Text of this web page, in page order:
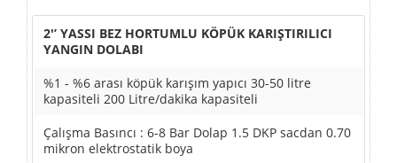
2'’ YASSI BEZ HORTUMLU KÖPÜK KARIŞTIRILICI
YANGIN DOLABI
%1 - %6 arası köpük karışım yapıcı 30-50 litre
kapasiteli 200 Litre/dakika kapasiteli
Çalışma Basıncı : 6-8 Bar Dolap 1.5 DKP sacdan 0.70
mikron elektrostatik boya